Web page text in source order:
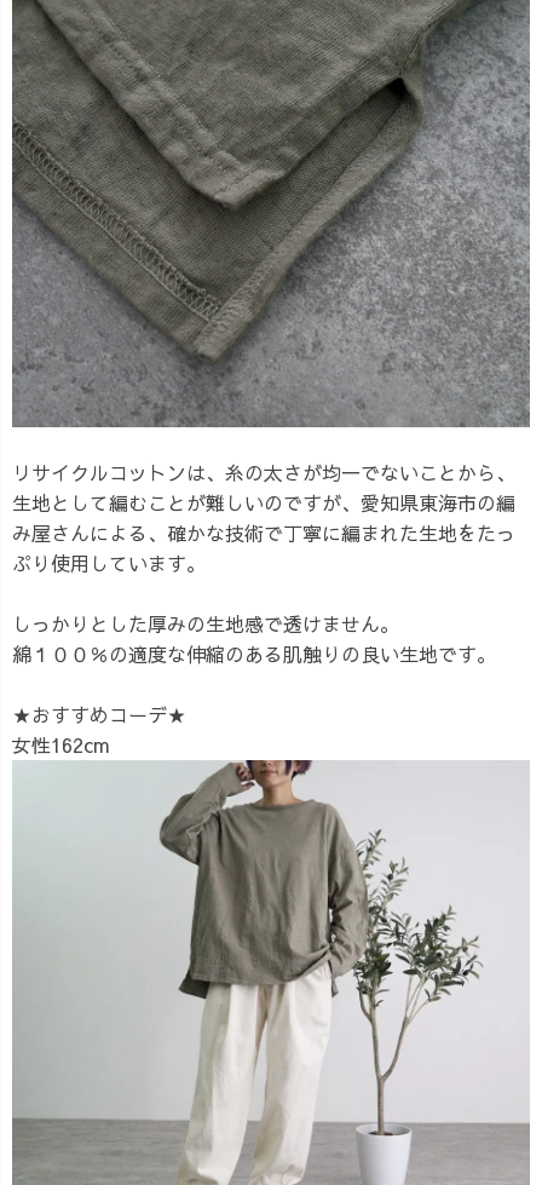
リサイクルコットンは、糸の太さが均一でないことから、
生地として編むことが難しいのですが、愛知県東海市の編
み屋さんによる、確かな技術で丁寧に編まれた生地をたっ
ぷり使用しています。
しっかりとした厚みの生地感で透けません。
綿１００％の適度な伸縮のある肌触りの良い生地です。
★おすすめコーデ★
女性162cm